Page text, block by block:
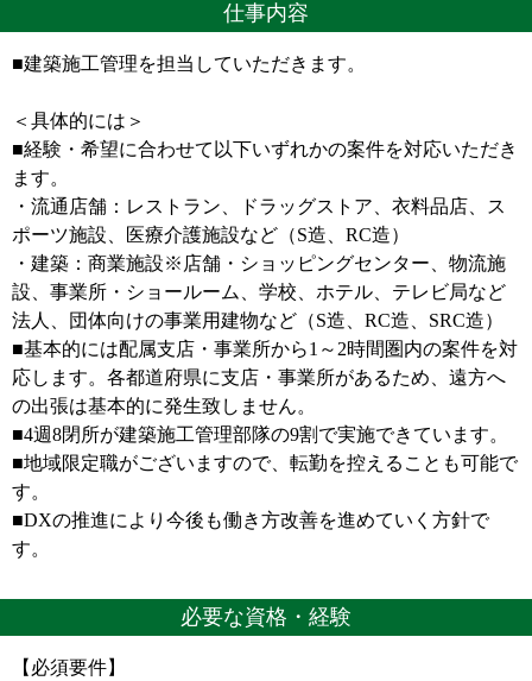
仕事内容
■建築施工管理を担当していただきます。
＜具体的には＞
■経験・希望に合わせて以下いずれかの案件を対応いただき
ます。
・流通店舗：レストラン、ドラッグストア、衣料品店、ス
ポーツ施設、医療介護施設など（S造、RC造）
・建築：商業施設※店舗・ショッピングセンター、物流施
設、事業所・ショールーム、学校、ホテル、テレビ局など
法人、団体向けの事業用建物など（S造、RC造、SRC造）
■基本的には配属支店・事業所から1～2時間圏内の案件を対
応します。各都道府県に支店・事業所があるため、遠方へ
の出張は基本的に発生致しません。
■4週8閉所が建築施工管理部隊の9割で実施できています。
■地域限定職がございますので、転勤を控えることも可能で
す。
■DXの推進により今後も働き方改善を進めていく方針で
す。
必要な資格・経験
【必須要件】